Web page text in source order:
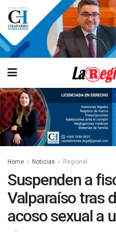
Home Noticias Regional
Suspenden a
Valparaíso tras
acoso sexual a